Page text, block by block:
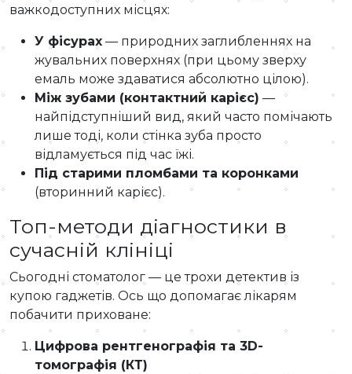
важкодоступних місцях:
У фісурах — природних заглибленнях на
жувальних поверхнях (при цьому зверху
емаль може здаватися абсолютно цілою).
Між зубами (контактний карієс) —
найпідступніший вид, який часто помічають
лише тоді, коли стінка зуба просто
відламується під час їжі.
Під старими пломбами та коронками
(вторинний карієс).
Топ-методи діагностики в
сучасній клініці
Сьогодні стоматолог — це трохи детектив із
купою гаджетів. Ось що допомагає лікарям
побачити приховане:
Цифрова рентгенографія та 3D-
томографія (КТ)